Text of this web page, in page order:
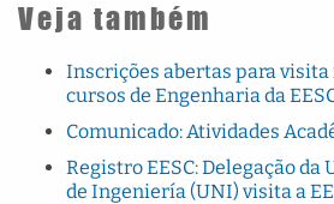
Veja também
Inscrições abertas para visita
cursos de Engenharia da
Comunicado: Atividades
Registro EESC: Delegação
de Ingeniería (UNI) visita a